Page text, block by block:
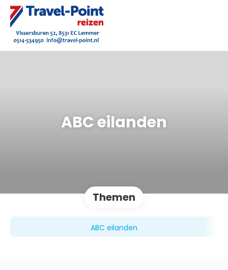
ABC eilanden
Themen
ABC eilanden